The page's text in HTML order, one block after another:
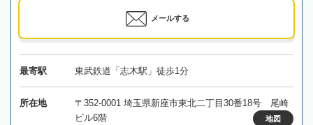
メールする
最寄駅 東武鉄道「志木駅」徒歩1分
所在地
〒352-0001 埼玉県新座市東北二丁目30番18号 尾崎
ビル6階
地図